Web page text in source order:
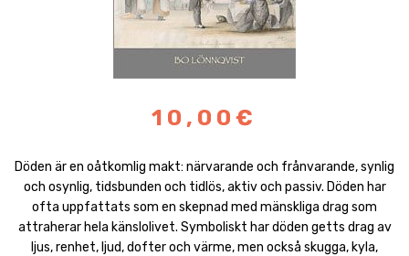
10,00€
Döden är en oåtkomlig makt: närvarande och frånvarande, synlig
och osynlig, tidsbunden och tidlös, aktiv och passiv. Döden har
ofta uppfattats som en skepnad med mänskliga drag som
attraherar hela känslolivet. Symboliskt har döden getts drag av
ljus, renhet, ljud, dofter och värme, men också skugga, kyla,